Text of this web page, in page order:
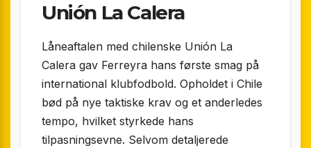
Unión La Calera
Låneaftalen med chilenske Unión La
Calera gav Ferreyra hans første smag på
international klubfodbold. Opholdet i Chile
bød på nye taktiske krav og et anderledes
tempo, hvilket styrkede hans
tilpasningsevne. Selvom detaljerede